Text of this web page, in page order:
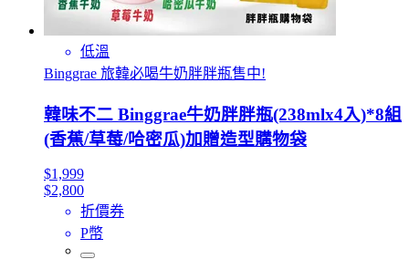
低溫
Binggrae 旅韓必喝牛奶胖胖瓶售中!
韓味不二 Binggrae牛奶胖胖瓶(238mlx4入)*8組
(香蕉/草莓/哈密瓜)加贈造型購物袋
$1,999
$2,800
折價券
P幣